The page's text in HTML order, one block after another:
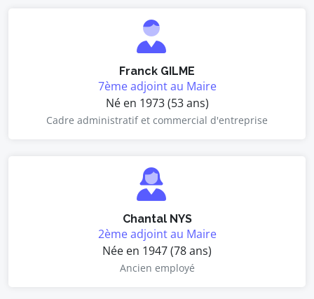
Franck GILME
7ème adjoint au Maire
Né en 1973 (53 ans)
Cadre administratif et commercial d'entreprise
Chantal NYS
2ème adjoint au Maire
Née en 1947 (78 ans)
Ancien employé